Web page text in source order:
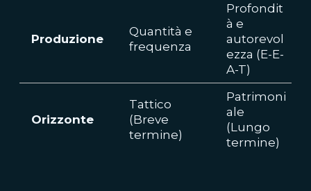
Produzione
Quantità e
frequenza
Profondit
à e
autorevol
ezza (E-E-
A-T)
Orizzonte
Tattico
(Breve
termine)
Patrimoni
ale
(Lungo
termine)